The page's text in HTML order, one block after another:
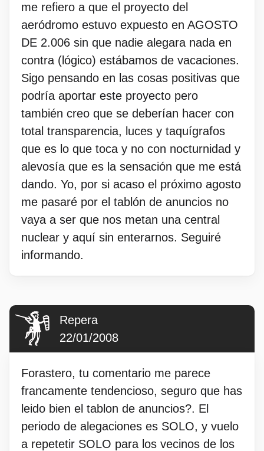
me refiero a que el proyecto del
aeródromo estuvo expuesto en AGOSTO
DE 2.006 sin que nadie alegara nada en
contra (lógico) estábamos de vacaciones.
Sigo pensando en las cosas positivas que
podría aportar este proyecto pero
también creo que se deberían hacer con
total transparencia, luces y taquígrafos
que es lo que toca y no con nocturnidad y
alevosía que es la sensación que me está
dando. Yo, por si acaso el próximo agosto
me pasaré por el tablón de anuncios no
vaya a ser que nos metan una central
nuclear y aquí sin enterarnos. Seguiré
informando.
Repera
22/01/2008
Forastero, tu comentario me parece
francamente tendencioso, seguro que has
leido bien el tablon de anuncios?. El
periodo de alegaciones es SOLO, y vuelo
a repetetir SOLO para los vecinos de los